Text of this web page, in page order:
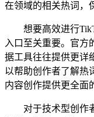
在领域的相关热词，
想要高效进行
入口至关重要。官方
据工具往往提供更详
以帮助创作者了解热
内容创作提供更全面
对于技术型创作